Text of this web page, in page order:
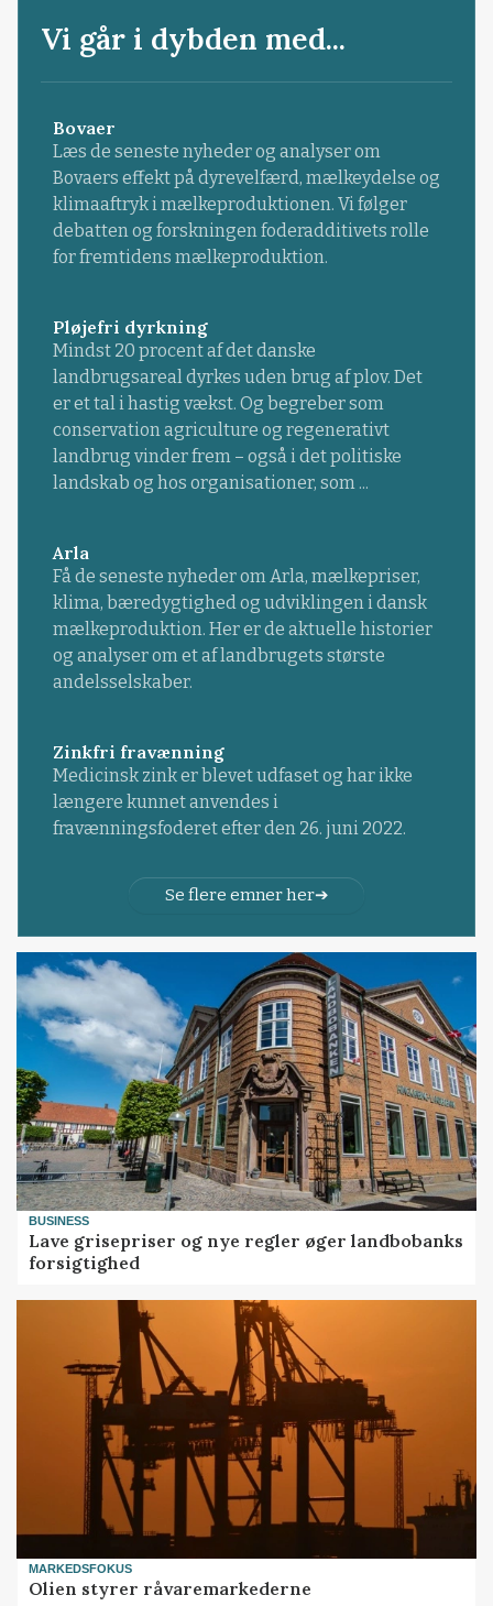
Vi går i dybden med...
Bovaer
Læs de seneste nyheder og analyser om
Bovaers effekt på dyrevelfærd, mælkeydelse og
klimaaftryk i mælkeproduktionen. Vi følger
debatten og forskningen foderadditivets rolle
for fremtidens mælkeproduktion.
Pløjefri dyrkning
Mindst 20 procent af det danske
landbrugsareal dyrkes uden brug af plov. Det
er et tal i hastig vækst. Og begreber som
conservation agriculture og regenerativt
landbrug vinder frem – også i det politiske
landskab og hos organisationer, som ...
Arla
Få de seneste nyheder om Arla, mælkepriser,
klima, bæredygtighed og udviklingen i dansk
mælkeproduktion. Her er de aktuelle historier
og analyser om et af landbrugets største
andelsselskaber.
Zinkfri fravænning
Medicinsk zink er blevet udfaset og har ikke
længere kunnet anvendes i
fravænningsfoderet efter den 26. juni 2022.
Se flere emner her
BUSINESS
Lave grisepriser og nye regler øger landbobanks
forsigtighed
MARKEDSFOKUS
Olien styrer råvaremarkederne